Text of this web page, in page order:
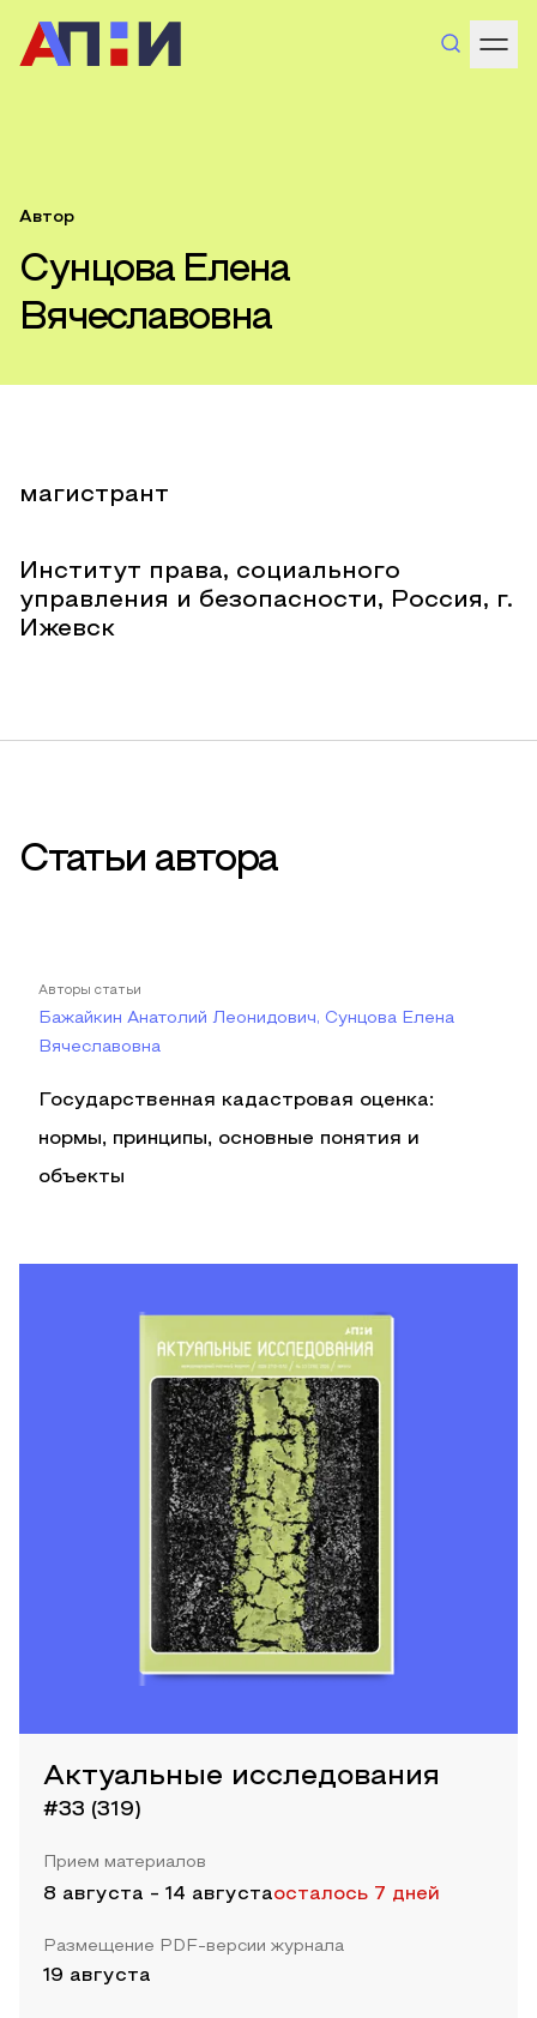
Автор
Сунцова Елена
Вячеславовна
магистрант
Институт права, социального
управления и безопасности, Россия, г.
Ижевск
Статьи автора
Авторы статьи
Бажайкин Анатолий Леонидович, Сунцова Елена
Вячеславовна
Государственная кадастровая оценка:
нормы, принципы, основные понятия и
объекты
Актуальные исследования
#33 (319)
Прием материалов
8 августа - 14 августаосталось 7 дней
Размещение PDF-версии журнала
19 августа